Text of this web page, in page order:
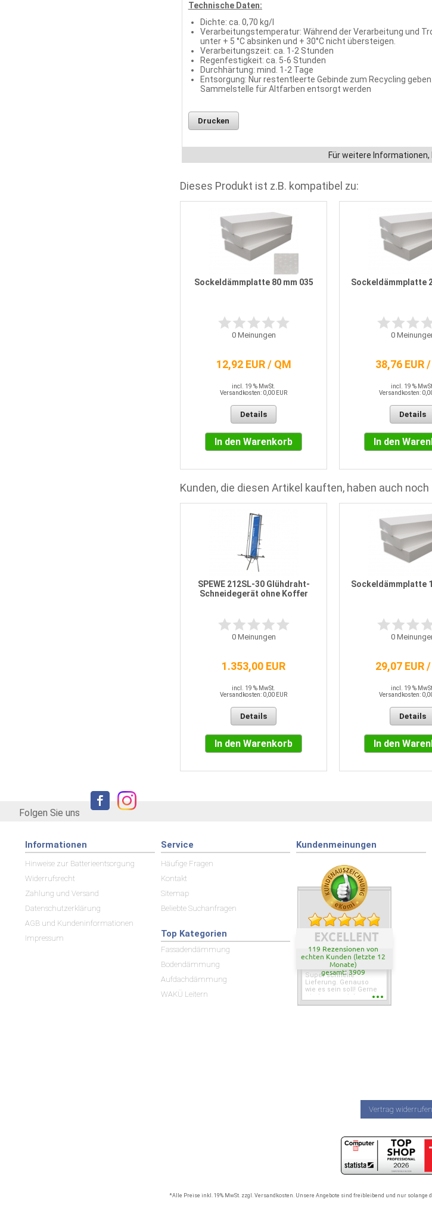
Technische Daten:
Dichte: ca. 0,70 kg/l
Verarbeitungstemperatur: Während der Verarbeitung und
unter + 5 °C absinken und + 30°C nicht übersteigen.
Verarbeitungszeit: ca. 1-2 Stunden
Regenfestigkeit: ca. 5-6 Stunden
Durchhärtung: mind. 1-2 Tage
Entsorgung: Nur restentleerte Gebinde zum Recycling
Sammelstelle für Altfarben entsorgt werden
Drucken
Für weitere
Dieses Produkt ist z.B. kompatibel zu:
Sockeldämmplatte 80 mm 035
0Meinungen
12,92 EUR / QM
incl. 19 % MwSt.
Versandkosten: 0,00 EUR
Details
In den Warenkorb
Sockeldämmplatte
0
38,76 EUR
incl. 19 % MwSt.
Versandkosten:
Details
In den
Kunden, die diesen Artikel kauften, haben auch
SPEWE 212SL-30 Glühdraht-
Schneidegerät ohne Koffer
0Meinungen
1.353,00 EUR
incl. 19 % MwSt.
Versandkosten: 0,00 EUR
Details
In den Warenkorb
Sockeldämmplatte
0
29,07 EUR
incl. 19 % MwSt.
Versandkosten:
Details
In den
Folgen Sie uns
Informationen
Hinweise zur Batterieentsorgung
Widerrufsrecht
Zahlung und Versand
Datenschutzerklärung
AGB und Kundeninformationen
Impressum
Service
Häufige Fragen
Kontakt
Sitemap
Beliebte Suchanfragen
Top Kategorien
Fassadendämmung
Bodendämmung
Aufdachdämmung
WAKÜ Leitern
Kundenmeinungen
EXCELLENT
119 Rezensionen von
echten Kunden (letzte 12
Monate)
gesamt: 3909
Super schnelle
Lieferung. Genauso
wie es sein soll! Gerne
wieder wenn ich was
Vertrag widerrufen
*Alle Preise inkl. 19% MwSt. zzgl. Versandkosten. Unsere Angebote sind freibleibend und nur